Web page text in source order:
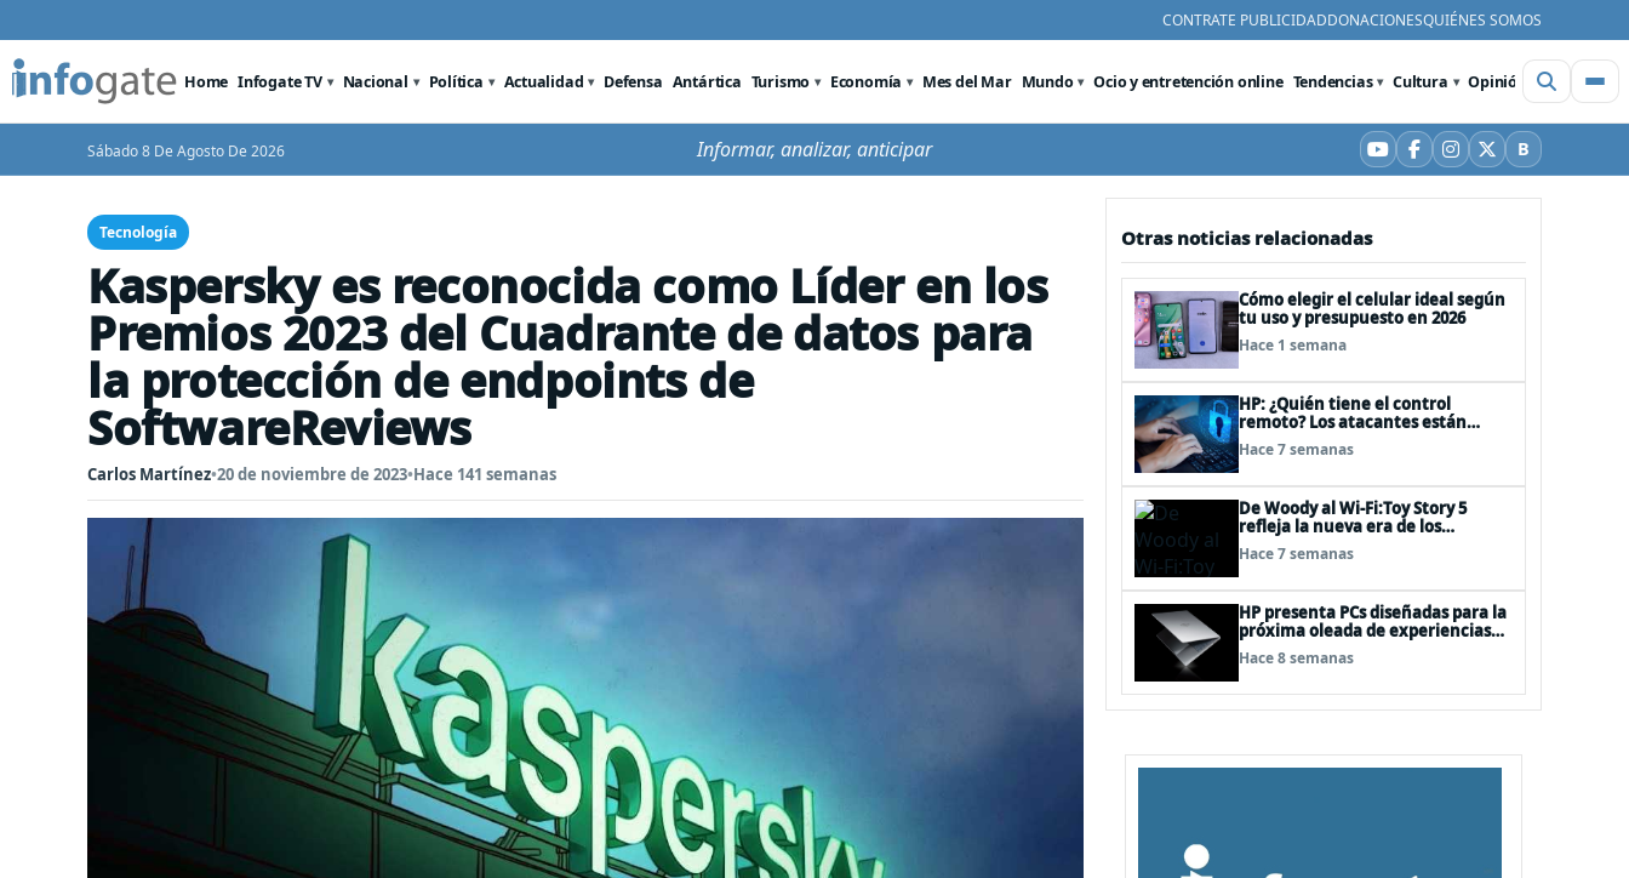
CONTRATE PUBLICIDADDONACIONESQUIÉNES SOMOS
Home Infogate TV Nacional Política Actualidad Defensa Antártica Turismo Economía Mes del Mar Mundo Ocio y entretención online Tendencias Cultura Opinión Videos
Sábado 8 De Agosto De 2026 Informar, analizar, anticipar YouTube
Facebook
Instagram
X BBluesky
Tecnología
Kaspersky es reconocida como Líder en los
Premios 2023 del Cuadrante de datos para
la protección de endpoints de
SoftwareReviews
Carlos Martínez•20 de noviembre de 2023•Hace 141 semanas
Otras noticias relacionadas
Cómo elegir el celular ideal según
tu uso y presupuesto en 2026
Hace 1 semana
HP: ¿Quién tiene el control
remoto? Los atacantes están
convirtiendo herramientas
legítimas de acceso remoto en
Hace 7 semanas
De Woody al Wi-Fi:Toy Story 5
refleja la nueva era de los
“juguetes digitales”
Hace 7 semanas
HP presenta PCs diseñadas para la
próxima oleada de experiencias
en Windows PC, impulsadas por
NVIDIA RTX Spark™
Hace 8 semanas